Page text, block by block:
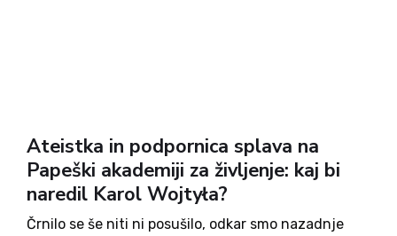
Ateistka in podpornica splava na
Papeški akademiji za življenje: kaj bi
naredil Karol Wojtyła?
Črnilo se še niti ni posušilo, odkar smo nazadnje